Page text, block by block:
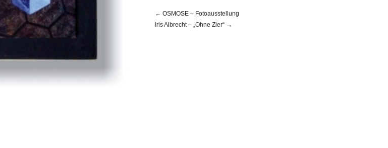
← OSMOSE – Fotoausstellung
Iris Albrecht – „Ohne Zier“ →